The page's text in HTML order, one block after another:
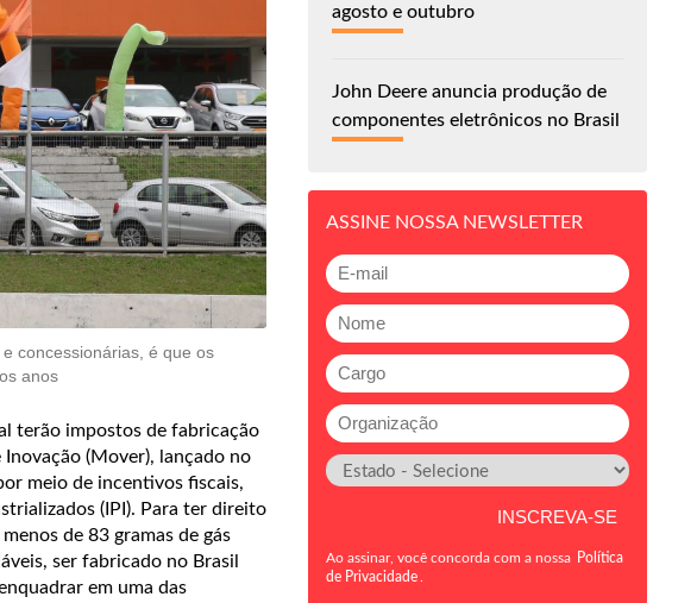
concessionárias, é que os
anos
terão impostos de fabricação
(Mover), lançado no
meio de incentivos fiscais,
(IPI). Para ter direito
de 83 gramas de gás
ser fabricado no Brasil
em uma das
agosto e outubro
John Deere anuncia produção de
componentes eletrônicos no Brasil
ASSINE NOSSA NEWSLETTER
Ao assinar, você concorda com a nossa Política
de Privacidade